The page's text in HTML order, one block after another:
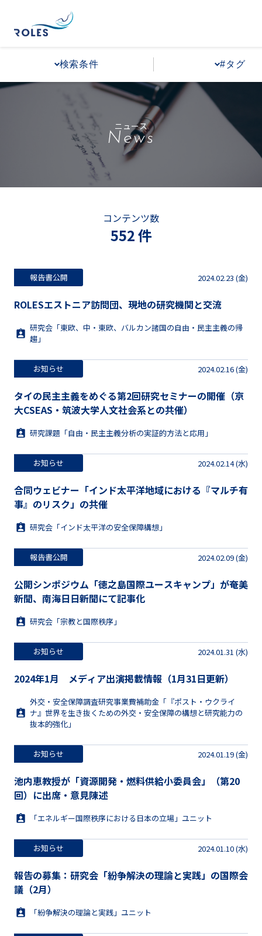
検索条件 #タグ
ニュース
News
コンテンツ数
552 件
報告書公開 2024.02.23 (金)
ROLESエストニア訪問団、現地の研究機関と交流
研究会「東欧、中・東欧、バルカン諸国の自由・民主主義の帰
趨」
お知らせ 2024.02.16 (金)
タイの民主主義をめぐる第2回研究セミナーの開催（京
大CSEAS・筑波大学人文社会系との共催）
研究課題「自由・民主主義分析の実証的方法と応用」
お知らせ 2024.02.14 (水)
合同ウェビナー「インド太平洋地域における『マルチ有
事』のリスク」の共催
研究会「インド太平洋の安全保障構想」
報告書公開 2024.02.09 (金)
公開シンポジウム「徳之島国際ユースキャンプ」が奄美
新聞、南海日日新聞にて記事化
研究会「宗教と国際秩序」
お知らせ 2024.01.31 (水)
2024年1月 メディア出演掲載情報（1月31日更新）
外交・安全保障調査研究事業費補助金「『ポスト・ウクライ
ナ』世界を生き抜くための外交・安全保障の構想と研究能力の
抜本的強化」
お知らせ 2024.01.19 (金)
池内恵教授が「資源開発・燃料供給小委員会」（第20
回）に出席・意見陳述
「エネルギー国際秩序における日本の立場」ユニット
お知らせ 2024.01.10 (水)
報告の募集：研究会「紛争解決の理論と実践」の国際会
議（2月）
「紛争解決の理論と実践」ユニット